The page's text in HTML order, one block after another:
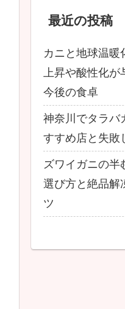
最近の投稿
カニと地球温暖
上昇や酸性化が
今後の食卓
神奈川でタラバ
すすめ店と失敗
ズワイガニの半
選び方と絶品解
ツ